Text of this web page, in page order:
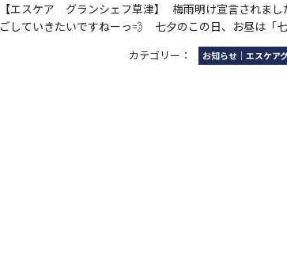
【エスケア グランシェフ草津】 梅雨明け宣言されま
ごしていきたいですねーっ💨 七夕のこの日、お昼は「
カテゴリー：
お知らせ｜エスケア